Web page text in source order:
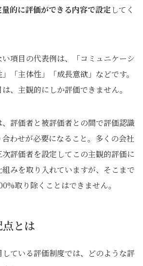
的に評価ができる内容で設定してく
項目の代表例は、「コミュニケーシ
「主体性」「成長意欲」などです。
、主観的にしか評価できません。
評価者と被評価者との間で評価認識
わせが必要になること。多くの会社
評価者を設定してこの主観的評価に
みを取り入れていますが、そこまで
取り除くことはできません。
とは
ている評価制度では、どのような評